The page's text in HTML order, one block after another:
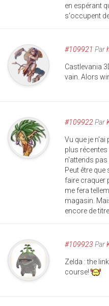
en espérant
s'occupent
#109921 Par
Castlevania
vain. Alors
#109922 Par
Vu que je
plus récentes
n'attends pas
Peut être que
faire craquer
me fera
magasin.
encore de
#109923 Par
Zelda : the
course!